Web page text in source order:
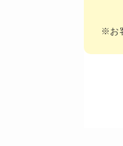
※お